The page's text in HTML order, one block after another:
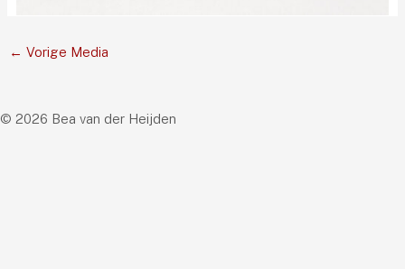
← Vorige Media
© 2026 Bea van der Heijden